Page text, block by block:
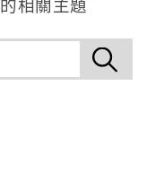
相關主題